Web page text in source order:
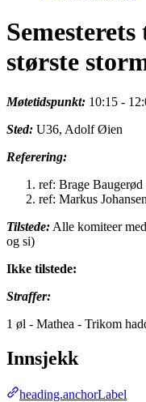
største
Møtetidspunkt: 10:15 -
Sted: U36, Adolf Øien
Referering:
ref: Brage Baugerød
ref: Markus Johansen
Tilstede: Alle komiteer
og si)
Ikke tilstede:
Straffer:
1 øl - Mathea - Trikom
Innsjekk
heading.anchorLabel